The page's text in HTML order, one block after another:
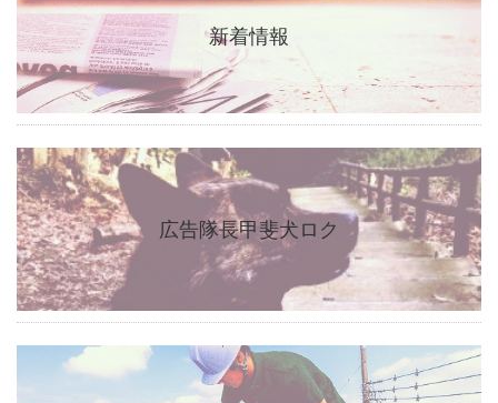
新着情報
広告隊長甲斐犬ロク